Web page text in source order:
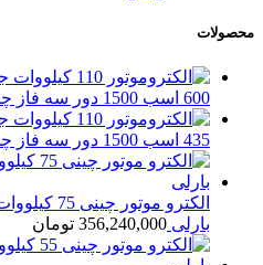
محصولات
600 اسب 1500 دور سه فاز چدن جمکو
435 اسب 1500 دور سه فاز چدن جمکو
بارلی 356,240,000 تومان